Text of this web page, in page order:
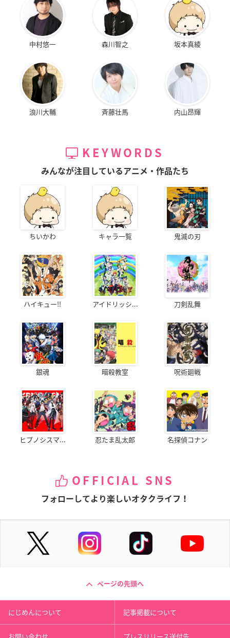
中村悠一 森川智之 坂本真綾
浪川大輔 斉藤壮馬 内山昂輝
KEYWORDS
みんなが注目しているアニメ・作品たち
ちいかわ キャラ一覧 鬼滅の刃
ハイキュー!! アイドリッシ... 刀剣乱舞
銀魂 暗殺教室 呪術廻戦
ヒプノシスマ... 忍たま乱太郎 名探偵コナン
OFFICIAL SNS
フォローしてより楽しいオタクライフ！
ページの先頭へ
にじめんについて 記事掲載について